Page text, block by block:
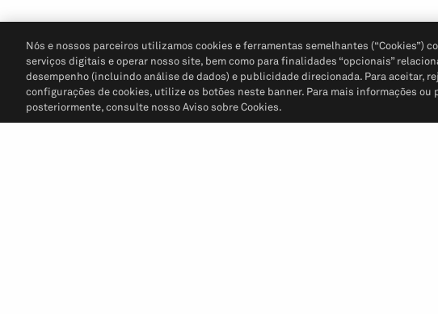
Nós e nossos parceiros utilizamos cookies e ferramentas semelhantes (“Cookies”)
serviços digitais e operar nosso site, bem como para finalidades “opcionais”
desempenho (incluindo análise de dados) e publicidade direcionada. Para aceitar,
configurações de cookies, utilize os botões neste banner. Para mais informações ou
posteriormente, consulte nosso Aviso sobre Cookies.